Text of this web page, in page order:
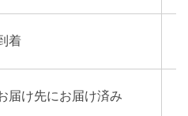
着
届け先にお届け済み